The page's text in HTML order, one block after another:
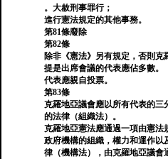
。大赦刑事罪行；
進行憲法規定的其他事務。
第81條廢除
第82條
除非《憲法》另有規定，否則
提是出席會議的代表應佔多數。
代表應親自投票。
第83條
克羅地亞議會應以所有代表的三
的法律（組織法）。
克羅地亞憲法應通過一項由憲法
政府機構的組織，權力和運作以
律（機構法），由克羅地亞議會